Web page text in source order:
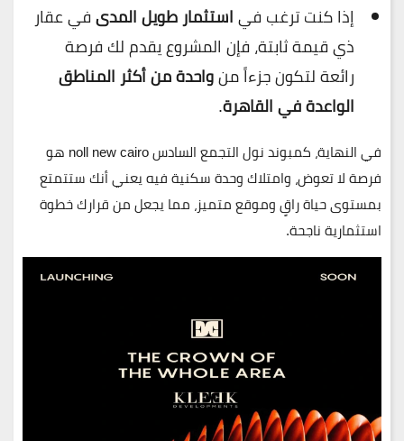
إذا كنت ترغب فياستثمار طويل المدىفي عقار
ذي قيمة ثابتة، فإن المشروع يقدم لك فرصة
رائعة لتكون جزءاً منواحدة من أكثر المناطق
الواعدة في القاهرة.
في النهاية، كمبوند نول التجمع السادس noll new cairo
هو
فرصة لا تعوض، وامتلاك وحدة سكنية فيه يعني أنك ستتمتع
بمستوى حياة راقٍ وموقع متميز، مما يجعل من قرارك خطوة
استثمارية ناجحة.